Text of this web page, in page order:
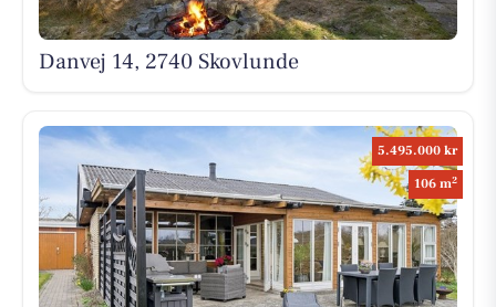
Danvej 14, 2740 Skovlunde
5.495.000 kr
106 m2